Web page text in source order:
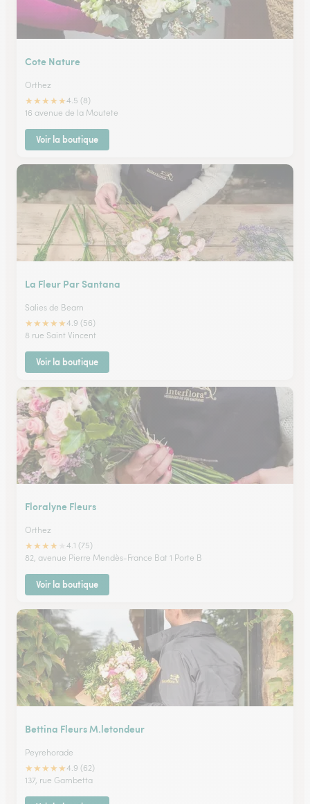
Cote Nature
Orthez
★★★★★4.5 (8)
16 avenue de la Moutete
Voir la boutique
La Fleur Par Santana
Salies de Bearn
★★★★★4.9 (56)
8 rue Saint Vincent
Voir la boutique
Floralyne Fleurs
Orthez
★★★★
4.1 (75)
82, avenue Pierre Mendès-France Bat 1 Porte B
Voir la boutique
Bettina Fleurs M.letondeur
Peyrehorade
★★★★★4.9 (62)
137, rue Gambetta